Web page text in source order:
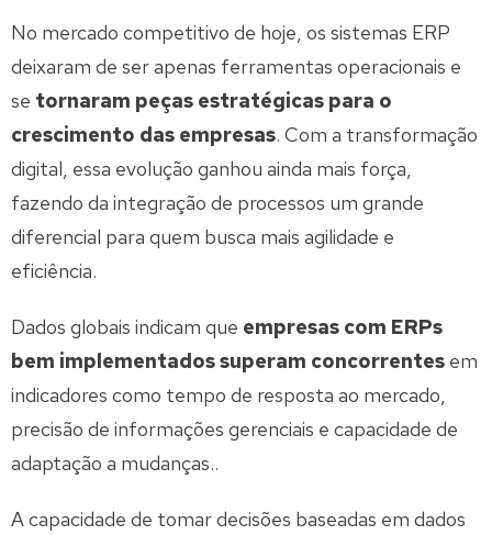
No mercado competitivo de hoje, os sistemas ERP
deixaram de ser apenas ferramentas operacionais e
se tornaram peças estratégicas para o
crescimento das empresas. Com a transformação
digital, essa evolução ganhou ainda mais força,
fazendo da integração de processos um grande
diferencial para quem busca mais agilidade e
eficiência.
Dados globais indicam que empresas com ERPs
bem implementados superam concorrentes em
indicadores como tempo de resposta ao mercado,
precisão de informações gerenciais e capacidade de
adaptação a mudanças..
A capacidade de tomar decisões baseadas em dados